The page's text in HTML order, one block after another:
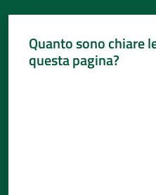
Quanto sono chiare
questa pagina?